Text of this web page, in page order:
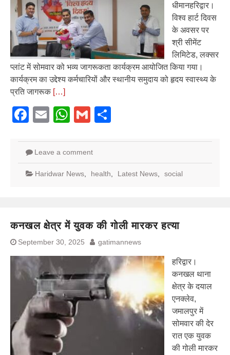
धीमानहरिद्वार।
विश्व हार्ट दिवस
के अवसर पर
श्री सीमेंट
लिमिटेड, लक्सर
प्लांट में सोमवार को भव्य जागरूकता कार्यक्रम आयोजित किया गया।
कार्यक्रम का उद्देश्य कर्मचारियों और स्थानीय समुदाय को हृदय स्वास्थ्य के
प्रति जागरूक […]
Facebook
EmailWhatsApp
Gmail
Leave a comment
Haridwar News health Latest News social
कनखल क्षेत्र में युवक की गोली मारकर हत्या
September 30, 2025 gatimannews
हरिद्वार।
कनखल थाना
क्षेत्र के दयाल
एनक्लेव,
जमालपुर में
सोमवार की देर
रात एक युवक
की गोली मारकर